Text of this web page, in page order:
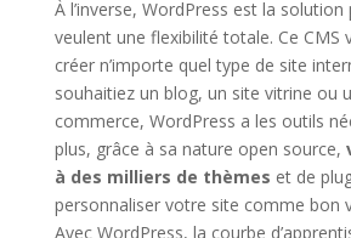
À l’inverse, WordPress est la solution
veulent une flexibilité totale. Ce CMS
créer n’importe quel type de site
souhaitiez un blog, un site vitrine ou
commerce, WordPress a les outils
plus, grâce à sa nature open source,
à des milliers de thèmes et de
personnaliser votre site comme bon
Avec WordPress, la courbe